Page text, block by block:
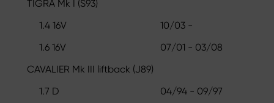
TIGRA Mk I (S93)
1.4 16V
10/03 -
1.6 16V
07/01 - 03/08
CAVALIER Mk III liftback (J89)
1.7 D
04/94 - 09/97